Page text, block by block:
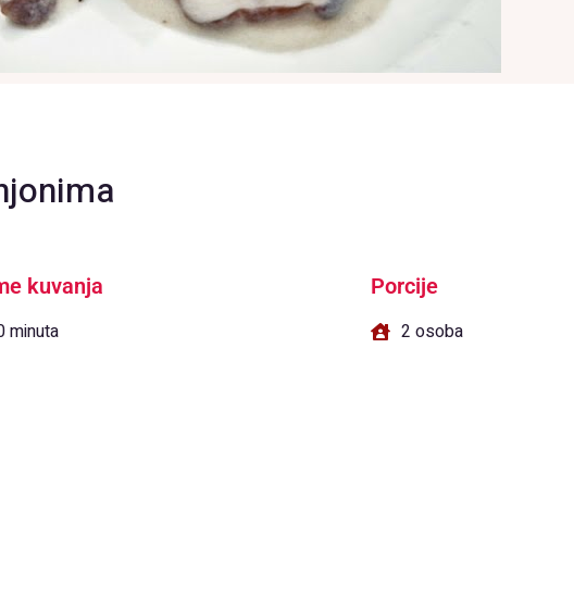
kuvanja
minuta
Porcije
2 osoba